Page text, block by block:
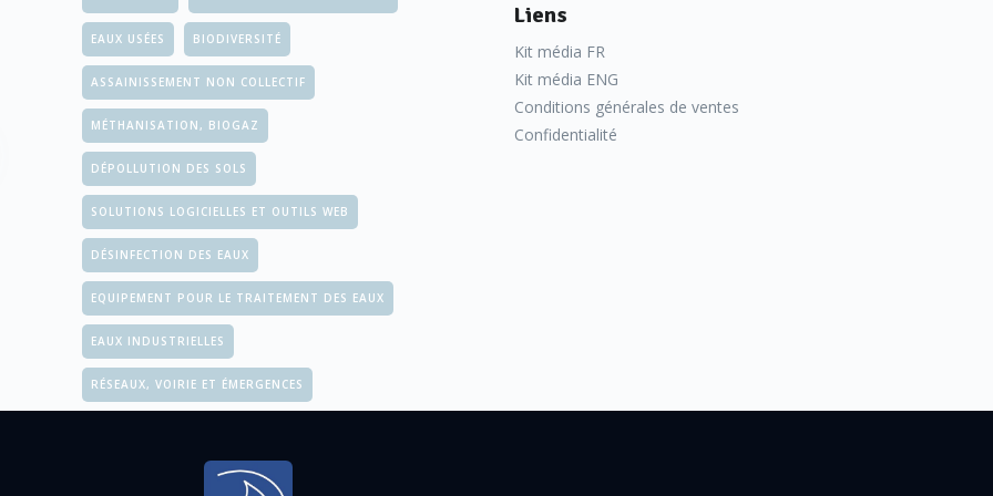
EAUX USÉES BIODIVERSITÉ
ASSAINISSEMENT NON COLLECTIF
MÉTHANISATION, BIOGAZ
DÉPOLLUTION DES SOLS
SOLUTIONS LOGICIELLES ET OUTILS WEB
DÉSINFECTION DES EAUX
EQUIPEMENT POUR LE TRAITEMENT DES EAUX
EAUX INDUSTRIELLES
RÉSEAUX, VOIRIE ET ÉMERGENCES
Liens
Kit média FR
Kit média ENG
Conditions générales de ventes
Confidentialité